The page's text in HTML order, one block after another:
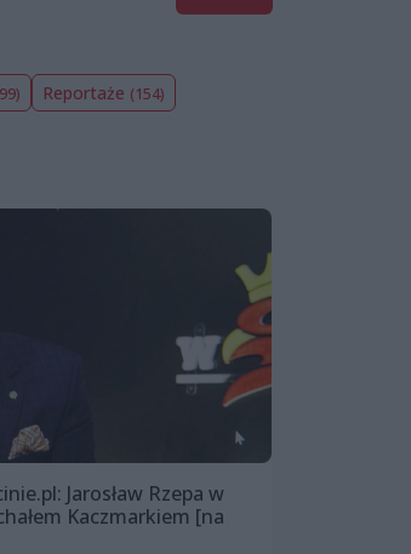
Reportaże (154)
Jarosław Rzepa w
Kaczmarkiem [na